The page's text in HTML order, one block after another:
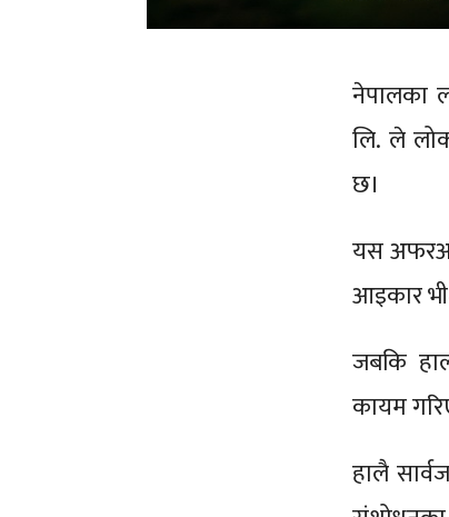
नेपालका
लि. ले
छ।
यस
आइकार
जबकि
कायम
हालै